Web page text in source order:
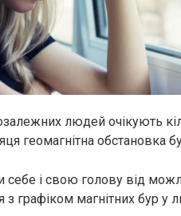
людей очікують
геомагнітна обстановка
себе і свою голову від
з графіком магнітних бур у